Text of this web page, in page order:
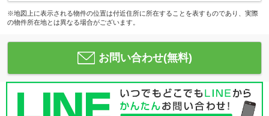
※地図上に表示される物件の位置は付近住所に所在することを表すものであり、実際
の物件所在地とは異なる場合がございます。
お問い合わせ(無料)